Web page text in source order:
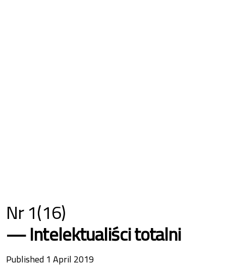
Nr 1(16)
Intelektualiści totalni
Published 1 April 2019